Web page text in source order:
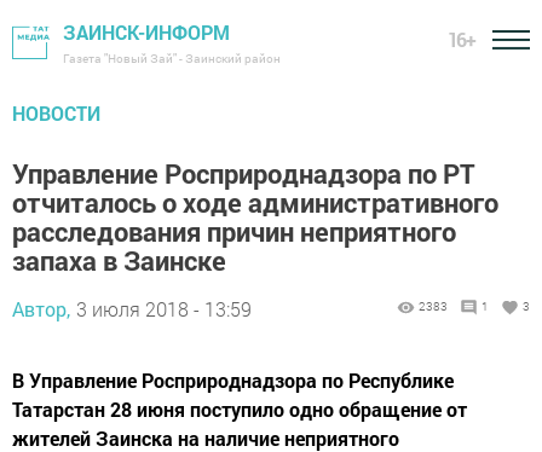
ЗАИНСК-ИНФОРМ
Газета "Новый Зай" - Заинский район
16+
НОВОСТИ
Управление Росприроднадзора по РТ
отчиталось о ходе административного
расследования причин неприятного
запаха в Заинске
Автор, 3 июля 2018 - 13:59 2383 1 3
В Управление Росприроднадзора по Республике
Татарстан 28 июня поступило одно обращение от
жителей Заинска на наличие неприятного